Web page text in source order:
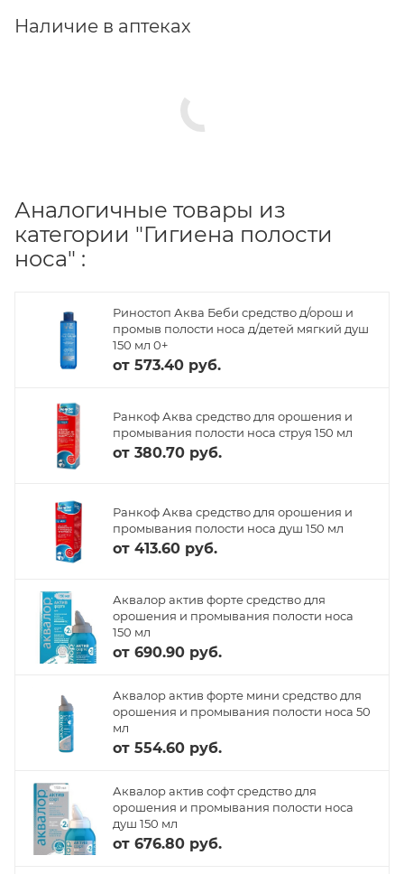
Наличие в аптеках
Аналогичные товары из
категории "Гигиена полости
носа" :
Риностоп Аква Беби средство д/орош и
промыв полости носа д/детей мягкий душ
150 мл 0+
от 573.40 руб.
Ранкоф Аква средство для орошения и
промывания полости носа струя 150 мл
от 380.70 руб.
Ранкоф Аква средство для орошения и
промывания полости носа душ 150 мл
от 413.60 руб.
Аквалор актив форте средство для
орошения и промывания полости носа
150 мл
от 690.90 руб.
Аквалор актив форте мини средство для
орошения и промывания полости носа 50
мл
от 554.60 руб.
Аквалор актив софт средство для
орошения и промывания полости носа
душ 150 мл
от 676.80 руб.